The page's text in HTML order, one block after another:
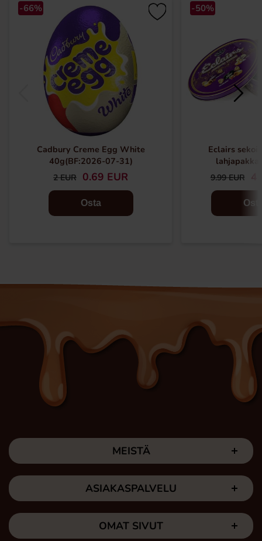
-66%
Cadbury Creme Egg White
40g(BF:2026-07-31)
2 EUR 0.69 EUR
Osta
-50%
Eclairs
9.99 EUR
MEISTÄ
ASIAKASPALVELU
OMAT SIVUT